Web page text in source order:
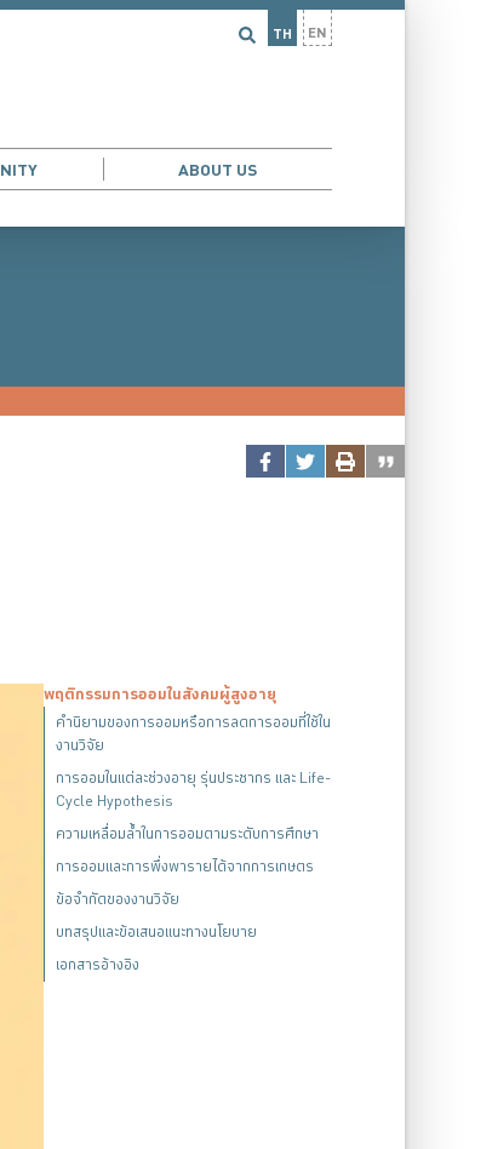
TH EN
ABOUT US
พฤติกรรมการออมในสังคมผู้สูงอายุ
คำนิยามของการออมหรือการลดการออมที่ใช้ใน
งานวิจัย
การออมในแต่ละช่วงอายุ รุ่นประชากร และ Life-
Cycle Hypothesis
ความเหลื่อมล้ำในการออมตามระดับการศึกษา
การออมและการพึ่งพารายได้จากการเกษตร
ข้อจำกัดของงานวิจัย
บทสรุปและข้อเสนอแนะทางนโยบาย
เอกสารอ้างอิง